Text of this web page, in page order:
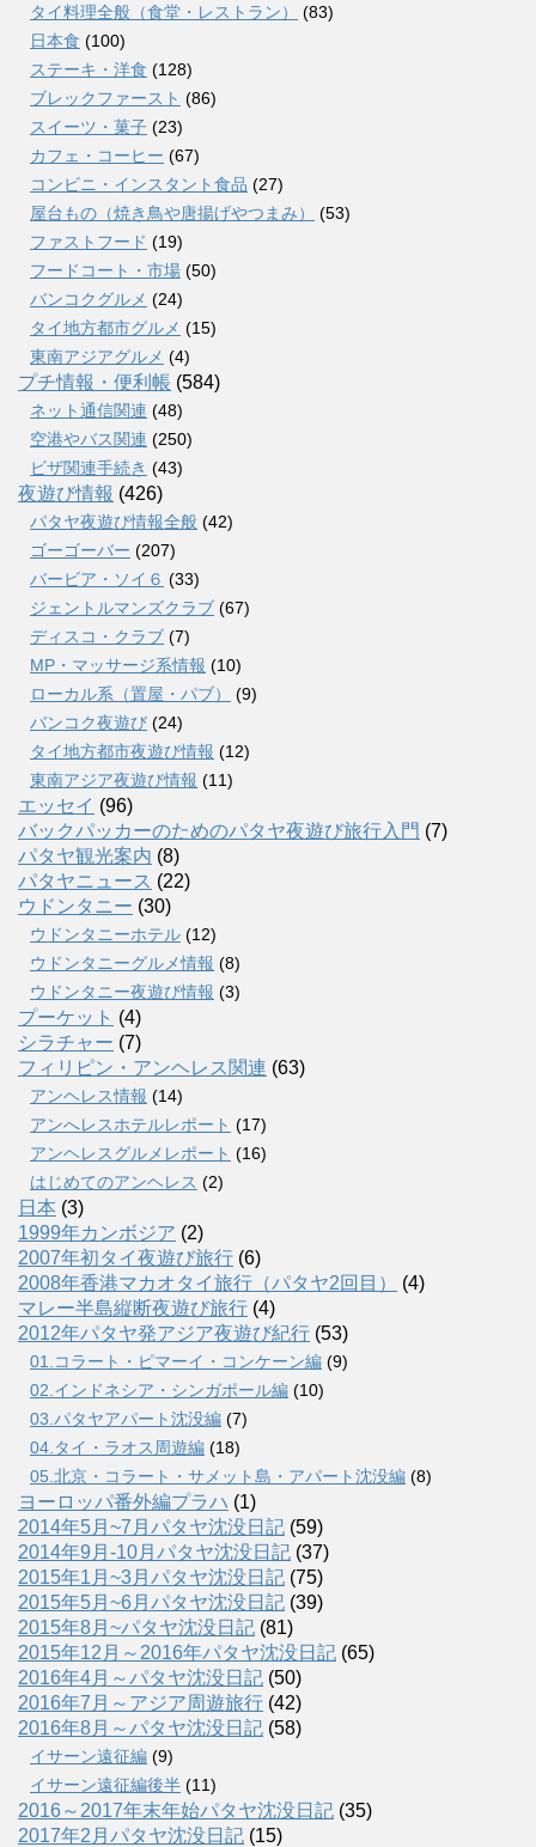
タイ料理全般（食堂・レストラン）
(83)
日本食 (100)
ステーキ・洋食 (128)
ブレックファースト (86)
スイーツ・菓子 (23)
カフェ・コーヒー (67)
コンビニ・インスタント食品 (27)
屋台もの（焼き鳥や唐揚げやつまみ）
(53)
ファストフード (19)
フードコート・市場 (50)
バンコクグルメ (24)
タイ地方都市グルメ (15)
東南アジアグルメ (4)
プチ情報・便利帳 (584)
ネット通信関連 (48)
空港やバス関連 (250)
ビザ関連手続き (43)
夜遊び情報 (426)
パタヤ夜遊び情報全般 (42)
ゴーゴーバー (207)
バービア・ソイ６ (33)
ジェントルマンズクラブ (67)
ディスコ・クラブ (7)
MP・マッサージ系情報 (10)
ローカル系（置屋・パブ）
(9)
バンコク夜遊び (24)
タイ地方都市夜遊び情報 (12)
東南アジア夜遊び情報 (11)
エッセイ (96)
バックパッカーのためのパタヤ夜遊び旅行入門 (7)
パタヤ観光案内 (8)
パタヤニュース (22)
ウドンタニー (30)
ウドンタニーホテル (12)
ウドンタニーグルメ情報 (8)
ウドンタニー夜遊び情報 (3)
プーケット (4)
シラチャー (7)
フィリピン・アンヘレス関連 (63)
アンヘレス情報 (14)
アンへレスホテルレポート (17)
アンヘレスグルメレポート (16)
はじめてのアンヘレス (2)
日本 (3)
1999年カンボジア (2)
2007年初タイ夜遊び旅行 (6)
2008年香港マカオタイ旅行（パタヤ2回目）
(4)
マレー半島縦断夜遊び旅行 (4)
2012年パタヤ発アジア夜遊び紀行 (53)
01.コラート・ピマーイ・コンケーン編 (9)
02.インドネシア・シンガポール編 (10)
03.パタヤアパート沈没編 (7)
04.タイ・ラオス周遊編 (18)
05.北京・コラート・サメット島・アパート沈没編 (8)
ヨーロッパ番外編プラハ (1)
2014年5月~7月パタヤ沈没日記 (59)
2014年9月-10月パタヤ沈没日記 (37)
2015年1月~3月パタヤ沈没日記 (75)
2015年5月~6月パタヤ沈没日記 (39)
2015年8月~パタヤ沈没日記 (81)
2015年12月～2016年パタヤ沈没日記 (65)
2016年4月～パタヤ沈没日記 (50)
2016年7月～アジア周遊旅行 (42)
2016年8月～パタヤ沈没日記 (58)
イサーン遠征編 (9)
イサーン遠征編後半 (11)
2016～2017年末年始パタヤ沈没日記 (35)
2017年2月パタヤ沈没日記 (15)